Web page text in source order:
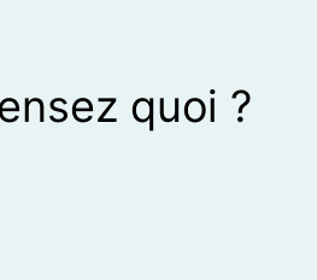
quoi ?